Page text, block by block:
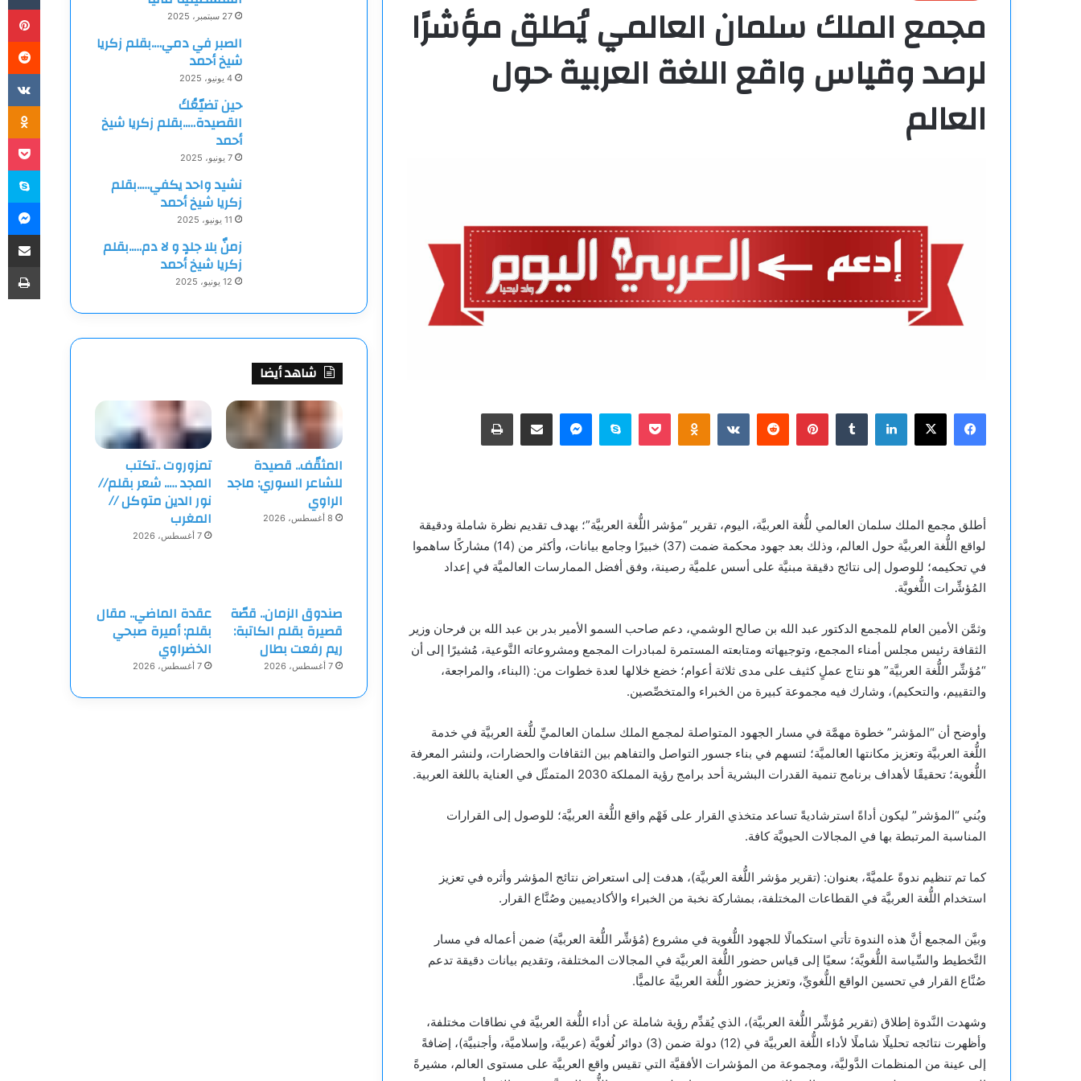
مجمع الملك سلمان العالمي يُطلق مؤشرًا
لرصد وقياس واقع اللغة العربية حول
العالم
فيسبوك
‫X لينكدإن بينتيريست Odnoklassniki
‫Pocketسكايبماسنجرمشاركة عبر البريد طباعة
أطلق مجمع الملك سلمان العالمي للُّغة العربيَّة، اليوم، تقرير “مؤشر اللُّغة العربيَّة”؛ بهدف تقديم نظرة شاملة ودقيقة
لواقع اللُّغة العربيَّة حول العالم، وذلك بعد جهود محكمة ضمت (37) خبيرًا وجامع بيانات، وأكثر من (14) مشاركًا ساهموا
في تحكيمه؛ للوصول إلى نتائج دقيقة مبنيَّة على أسس علميَّة رصينة، وفق أفضل الممارسات العالميَّة في إعداد
المُؤشِّرات اللُّغويَّة.
وثمَّن الأمين العام للمجمع الدكتور عبد الله بن صالح الوشمي، دعم صاحب السمو الأمير بدر بن عبد الله بن فرحان وزير
الثقافة رئيس مجلس أمناء المجمع، وتوجيهاته ومتابعته المستمرة لمبادرات المجمع ومشروعاته النَّوعية، مُشيرًا إلى أن
“مُؤشِّر اللُّغة العربيَّة” هو نتاج عملٍ كثيف على مدى ثلاثة أعوام؛ خضع خلالها لعدة خطوات من: (البناء، والمراجعة،
والتقييم، والتحكيم)، وشارك فيه مجموعة كبيرة من الخبراء والمتخصِّصين.
وأوضح أن “المؤشر” خطوة مهمَّة في مسار الجهود المتواصلة لمجمع الملك سلمان العالميِّ للُّغة العربيَّة في خدمة
اللُّغة العربيَّة وتعزيز مكانتها العالميَّة؛ لتسهم في بناء جسور التواصل والتفاهم بين الثقافات والحضارات، ولنشر المعرفة
اللُّغوية؛ تحقيقًا لأهداف برنامج تنمية القدرات البشرية أحد برامج رؤية المملكة 2030 المتمثّل في العناية باللغة العربية.
وبُني “المؤشر” ليكون أداةً استرشاديةً تساعد متخذي القرار على فَهْم واقع اللُّغة العربيَّة؛ للوصول إلى القرارات
المناسبة المرتبطة بها في المجالات الحيويَّة كافة.
كما تم تنظيم ندوةً علميَّةً، بعنوان: (تقرير مؤشر اللُّغة العربيَّة)، هدفت إلى استعراض نتائج المؤشر وأثره في تعزيز
استخدام اللُّغة العربيَّة في القطاعات المختلفة، بمشاركة نخبة من الخبراء والأكاديميين وصُنَّاع القرار.
وبيَّن المجمع أنَّ هذه الندوة تأتي استكمالًا للجهود اللُّغوية في مشروع (مُؤشِّر اللُّغة العربيَّة) ضمن أعماله في مسار
التَّخطيط والسِّياسة اللُّغويَّة؛ سعيًا إلى قياس حضور اللُّغة العربيَّة في المجالات المختلفة، وتقديم بيانات دقيقة تدعم
صُنَّاع القرار في تحسين الواقع اللُّغويِّ، وتعزيز حضور اللُّغة العربيَّة عالميًّا.
وشهدت النَّدوة إطلاق (تقرير مُؤشِّر اللُّغة العربيَّة)، الذي يُقدِّم رؤية شاملة عن أداء اللُّغة العربيَّة في نطاقات مختلفة،
وأظهرت نتائجه تحليلًا شاملًا لأداء اللُّغة العربيَّة في (12) دولة ضمن (3) دوائر لُغويَّة (عربيَّة، وإسلاميَّة، وأجنبيَّة)، إضافةً
إلى عينة من المنظمات الدَّوليَّة، ومجموعة من المؤشرات الأفقيَّة التي تقيس واقع العربيَّة على مستوى العالم، مشيرةً
27 سبتمبر، 2025
الصبر في دمي….بقلم زكريا
شيخ أحمد
4 يونيو، 2025
حين تضيّعُكَ
القصيدة…..بقلم زكريا شيخ
أحمد
7 يونيو، 2025
نشيد واحد يكفي…..بقلم
زكريا شيخ أحمد
11 يونيو، 2025
زمنٌ بلا جلدٍ و لا دم…..بقلم
زكريا شيخ أحمد
12 يونيو، 2025
شاهد أيضا
المثقّف.. قصيدة
للشاعر السوري: ماجد
الراوي
8 أغسطس، 2026
تمزوروت ..تكتب
المجد ….. شعر بقلم//
نور الدين متوكل //
المغرب
7 أغسطس، 2026
صندوق الزمان.. قصّة
قصيرة بقلم الكاتبة:
ريم رفعت بطال
7 أغسطس، 2026
عقدة الماضي.. مقال
بقلم: أميرة صبحي
الخضراوي
7 أغسطس، 2026